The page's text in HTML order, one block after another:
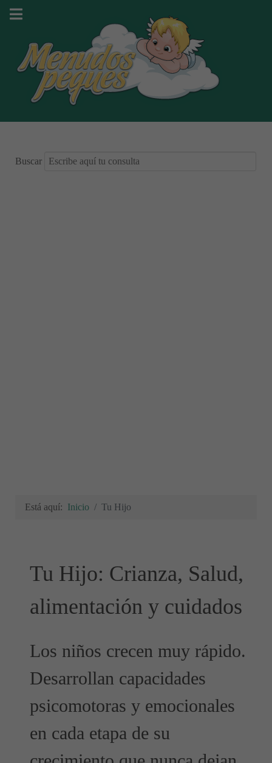
Buscar
Está aquí: Inicio Tu Hijo
Tu Hijo: Crianza, Salud,
alimentación y cuidados
Los niños crecen muy rápido.
Desarrollan capacidades
psicomotoras y emocionales
en cada etapa de su